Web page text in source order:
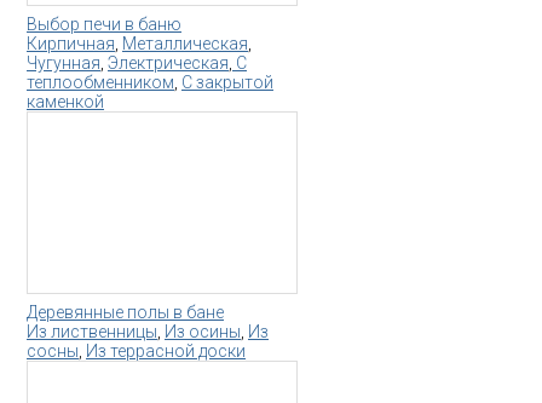
Выбор печи в баню
Кирпичная Металлическая
Чугунная Электрическая С
теплообменником С закрытой
каменкой
Деревянные полы в бане
Из лиственницы Из осины Из
сосны Из террасной доски